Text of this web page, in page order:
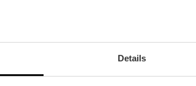
Details